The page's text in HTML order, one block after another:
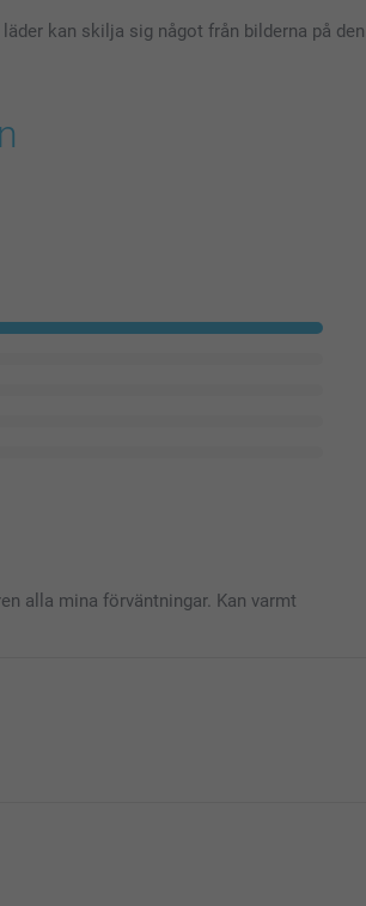
kan skilja sig något från bilderna på den
alla mina förväntningar. Kan varmt